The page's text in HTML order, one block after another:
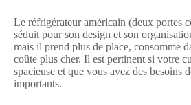
Le réfrigérateur américain (deux portes
séduit pour son design et son
mais il prend plus de place, consomme
coûte plus cher. Il est pertinent si votre
spacieuse et que vous avez des besoins
importants.